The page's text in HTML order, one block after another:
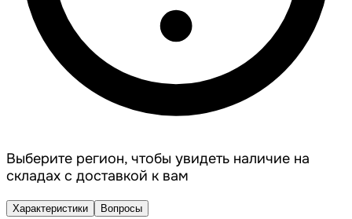
Выберите регион, чтобы увидеть наличие на
складах с доставкой к вам
Характеристики Вопросы